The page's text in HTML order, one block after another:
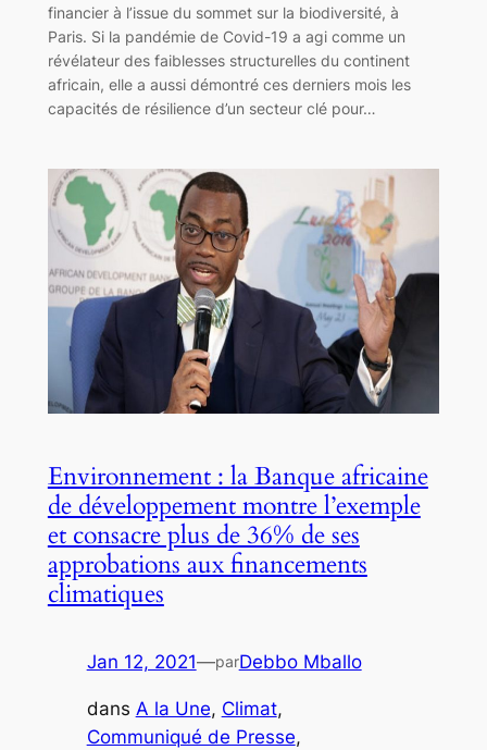
financier à l’issue du sommet sur la biodiversité, à
Paris. Si la pandémie de Covid-19 a agi comme un
révélateur des faiblesses structurelles du continent
africain, elle a aussi démontré ces derniers mois les
capacités de résilience d’un secteur clé pour…
Environnement : la Banque africaine
de développement montre l’exemple
et consacre plus de 36% de ses
approbations aux financements
climatiques
Jan 12, 2021—parDebbo Mballo
dans A la Une, Climat
Communiqué de Presse